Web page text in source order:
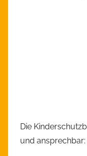
Die
und ansprechbar: